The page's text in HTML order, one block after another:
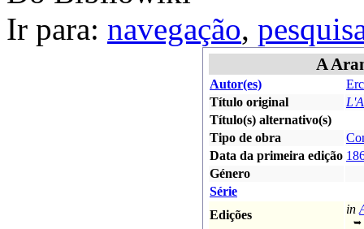
Ir para: navegação,
A
Autor(es)
Título original
Título(s) alternativo(s)
Tipo de obra
Data da primeira edição
Género
Série
Edições
in
➥